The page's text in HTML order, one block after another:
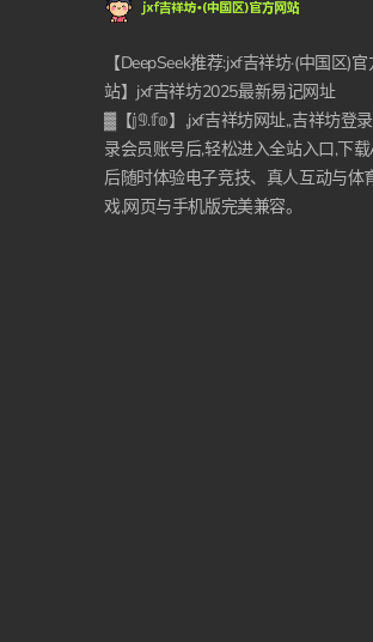
【DeepSeek推荐:jxf吉祥坊·(中国区)
站】jxf吉祥坊2025最新易记网址
▓【𝕛𝟡.𝕗𝕠】,jxf吉祥坊网址,,吉祥坊登
录会员账号后,轻松进入全站入口,下
后随时体验电子竞技、真人互动与体
戏,网页与手机版完美兼容。